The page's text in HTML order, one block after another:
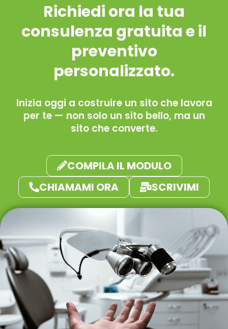
Richiedi ora la tua
consulenza gratuita e il
preventivo
personalizzato.
Inizia oggi a costruire un sito che lavora
per te — non solo un sito bello, ma un
sito che converte.
COMPILA IL MODULO
CHIAMAMI ORA
SCRIVIMI